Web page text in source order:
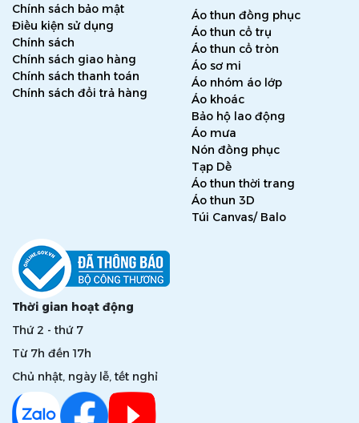
Chính sách bảo mật
Điều kiện sử dụng
Chính sách
Chính sách giao hàng
Chính sách thanh toán
Chính sách đổi trả hàng
Áo thun đồng phục
Áo thun cổ trụ
Áo thun cổ tròn
Áo sơ mi
Áo nhóm áo lớp
Áo khoác
Bảo hộ lao động
Áo mưa
Nón đồng phục
Tạp Dề
Áo thun thời trang
Áo thun 3D
Túi Canvas/ Balo
Thời gian hoạt động
Thứ 2 - thứ 7
Từ 7h đến 17h
Chủ nhật, ngày lễ, tết nghỉ